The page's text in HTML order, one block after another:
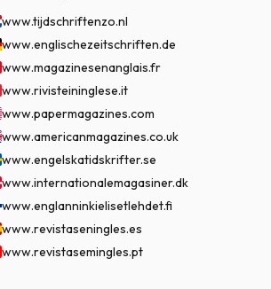
www.tijdschriftenzo.nl
www.englischezeitschriften.de
www.magazinesenanglais.fr
www.rivisteininglese.it
www.papermagazines.com
www.americanmagazines.co.uk
www.engelskatidskrifter.se
www.internationalemagasiner.dk
www.englanninkielisetlehdet.fi
www.revistaseningles.es
www.revistasemingles.pt